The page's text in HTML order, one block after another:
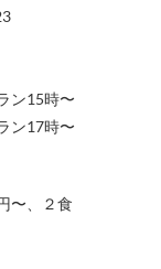
ン15時〜
ン17時〜
〜、２食